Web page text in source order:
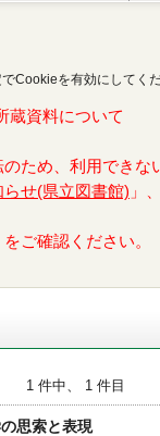
Cookieを有効にしてく
蔵資料について
ため、利用できな
せ(県立図書館) 」
をご確認ください。
1 件中、 1 件目
思索と表現